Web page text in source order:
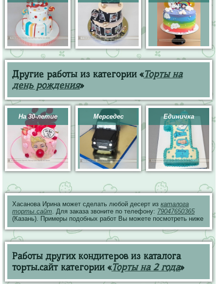
Другие работы из категории «Торты на
день рождения»
На 30-летие Мерседес Единичка
Хасанова Ирина может сделать любой десерт из каталога
торты.сайт. Для заказа звоните по телефону: 79047650365
(Казань). Примеры подобных работ Вы можете посмотреть ниже
Работы других кондитеров из каталога
торты.сайт категории «Торты на 2 года»